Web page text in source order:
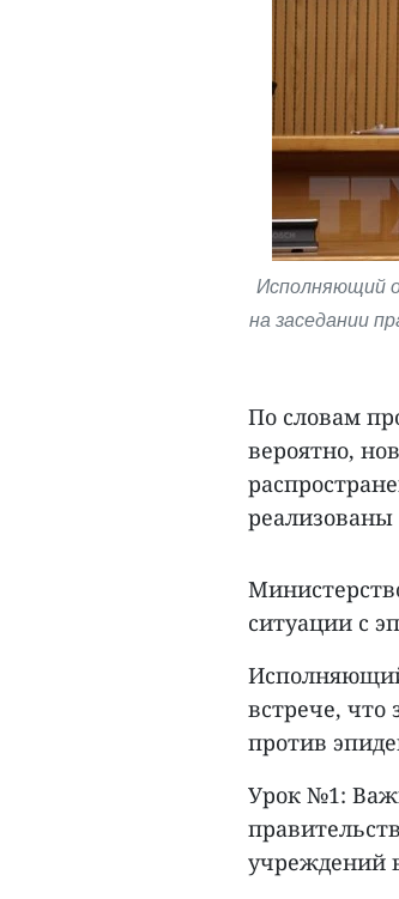
Исполняющий
на заседании
По словам
вероятно,
ситуации с
встрече, что
против
Урок №1:
учреждений